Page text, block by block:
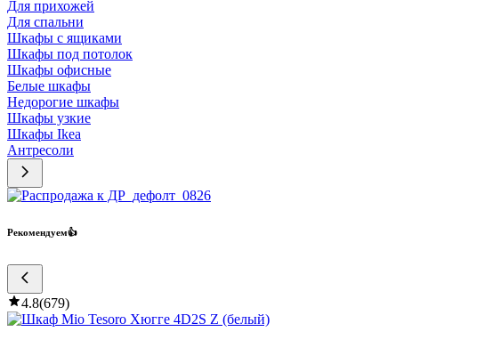
Для прихожей
Для спальни
Шкафы с ящиками
Шкафы под потолок
Шкафы офисные
Белые шкафы
Недорогие шкафы
Шкафы узкие
Шкафы Ikea
Антресоли
Рекомендуем👍
4.8(679)